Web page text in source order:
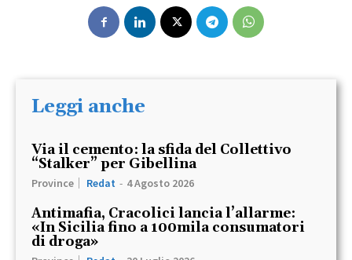
Leggi anche
Via il cemento: la sfida del Collettivo
“Stalker” per Gibellina
Province Redat - 4 Agosto 2026
Antimafia, Cracolici lancia l’allarme:
«In Sicilia fino a 100mila consumatori
di droga»